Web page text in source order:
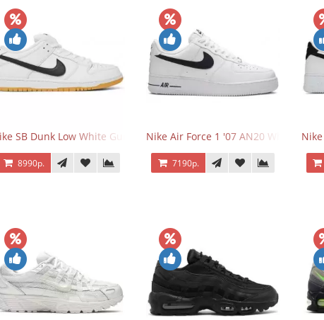
Day
SB Dunk Low White Gum
8990р.
Nike Air Force 1 '07 AN20 White Black
7190р.